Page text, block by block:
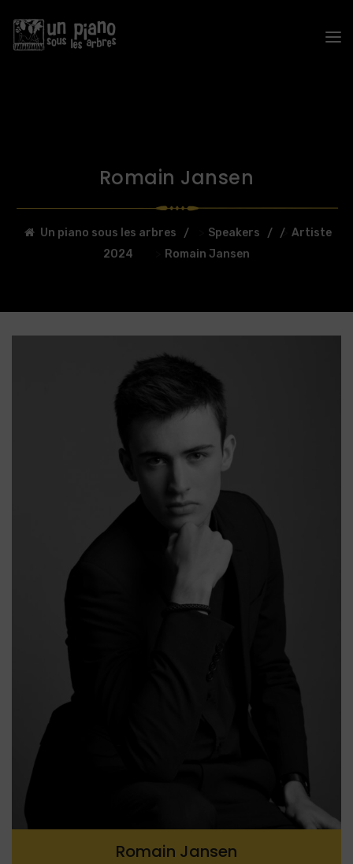
Romain Jansen
Un piano sous les arbres Speakers > Artiste
2024
Romain Jansen
Romain Jansen